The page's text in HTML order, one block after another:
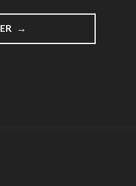
"JAG
SKRIVER